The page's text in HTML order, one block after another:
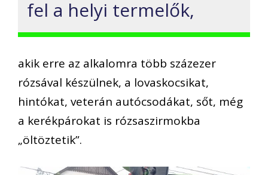
fel a helyi termelők,
akik erre az alkalomra több százezer
rózsával készülnek, a lovaskocsikat,
hintókat, veterán autócsodákat, sőt, még
a kerékpárokat is rózsaszirmokba
„öltöztetik”.